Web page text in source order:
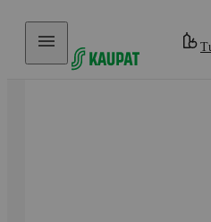
Hyppää sisältöön